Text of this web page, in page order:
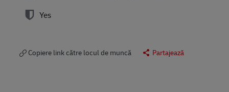
Yes
Copiere link către locul de muncă Partajează